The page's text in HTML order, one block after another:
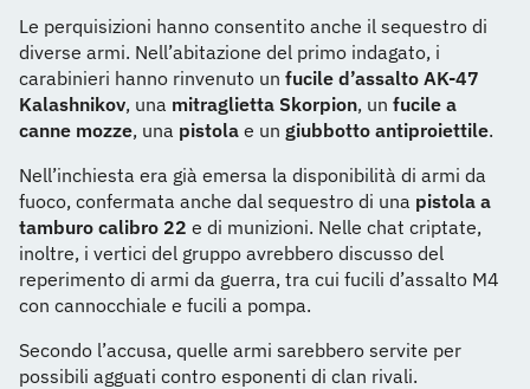
Le perquisizioni hanno consentito anche il sequestro di
diverse armi. Nell’abitazione del primo indagato, i
carabinieri hanno rinvenuto un fucile d’assalto AK-47
Kalashnikov, una mitraglietta Skorpion, un fucile a
canne mozze, una pistola e un giubbotto antiproiettile.
Nell’inchiesta era già emersa la disponibilità di armi da
fuoco, confermata anche dal sequestro di una pistola a
tamburo calibro 22 e di munizioni. Nelle chat criptate,
inoltre, i vertici del gruppo avrebbero discusso del
reperimento di armi da guerra, tra cui fucili d’assalto M4
con cannocchiale e fucili a pompa.
Secondo l’accusa, quelle armi sarebbero servite per
possibili agguati contro esponenti di clan rivali.